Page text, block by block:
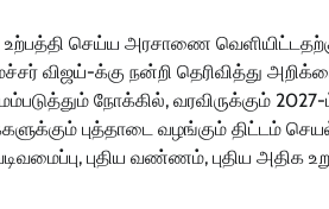
உற்பத்தி செய்ய அரசாணை
விஜய்-க்கு நன்றி தெரிவித்து
நோக்கில், வரவிருக்கும்
புத்தாடை வழங்கும் திட்டம்
வடிவமைப்பு, புதிய வண்ணம், புதிய